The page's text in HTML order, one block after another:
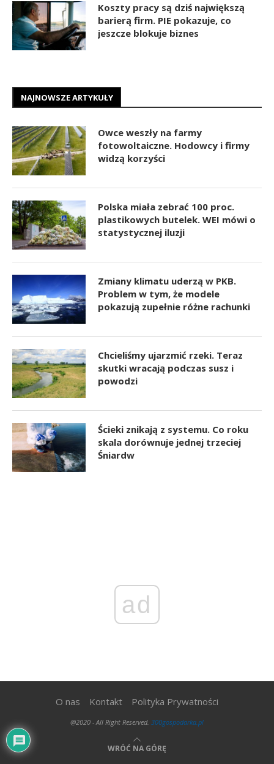
Koszty pracy są dziś największą
barierą firm. PIE pokazuje, co
jeszcze blokuje biznes
NAJNOWSZE ARTYKUŁY
Owce weszły na farmy
fotowoltaiczne. Hodowcy i firmy
widzą korzyści
Polska miała zebrać 100 proc.
plastikowych butelek. WEI mówi o
statystycznej iluzji
Zmiany klimatu uderzą w PKB.
Problem w tym, że modele
pokazują zupełnie różne rachunki
Chcieliśmy ujarzmić rzeki. Teraz
skutki wracają podczas susz i
powodzi
Ścieki znikają z systemu. Co roku
skala dorównuje jednej trzeciej
Śniardw
ad
O nas Kontakt Polityka Prywatności
@2020 - All Right Reserved. 300gospodarka.pl
WRÓĆ NA GÓRĘ